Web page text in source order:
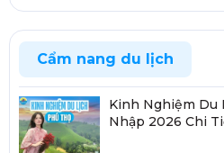
Cẩm nang du lịch
Kinh Nghiệm Du
Nhập 2026 Chi